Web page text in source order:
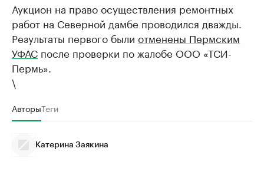
Крупнейшие производители и
продавцы медийной продукции
Ознакомьтесь с информацией в каталоге
Страховые
Посмотрите в
Аукцион на право осуществления ремонтных
работ на Северной дамбе проводился дважды.
Результаты первого были отменены Пермским
УФАС после проверки по жалобе ООО «ТСИ-
Пермь».
\
АвторыТеги
Катерина Заякина